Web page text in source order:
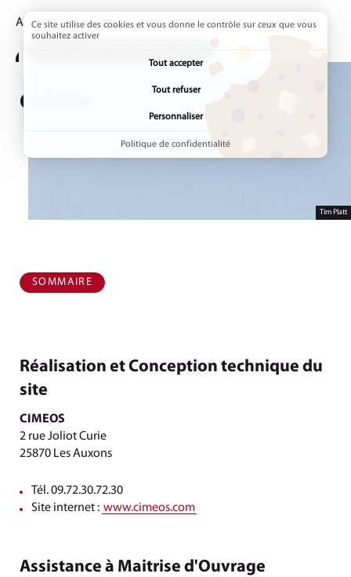
Accueil Page active :
Crédits
Tim Platt
Crédits
Réalisation et Conception technique du
site
CIMEOS
2 rue Joliot Curie
25870 Les Auxons
Tél. 09.72.30.72.30
Site internet : www.cimeos.com
Assistance à Maitrise d'Ouvrage
SOMMAIRE
Ce site utilise des cookies et vous donne le contrôle sur ceux que vous
souhaitez activer
Tout accepter
Tout refuser
Personnaliser
Politique de confidentialité